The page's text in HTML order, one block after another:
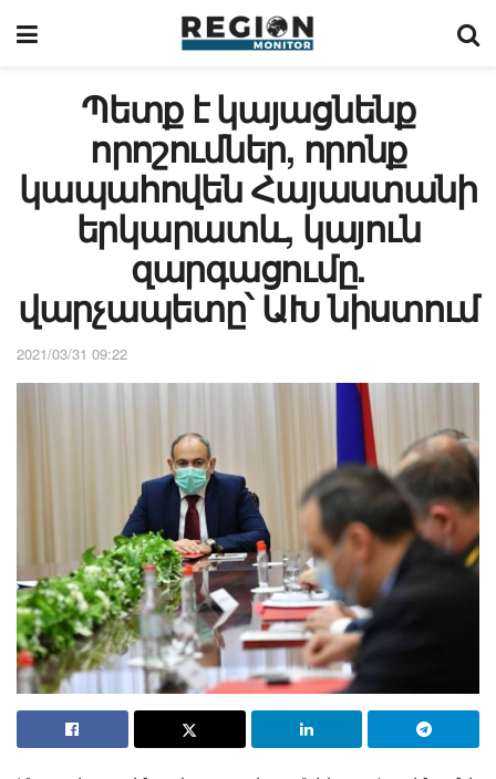
Պետք է կայացնենք
որոշումներ, որոնք
կապահովեն Հայաստանի
երկարատև, կայուն
զարգացումը.
վարչապետը՝ ԱԽ նիստում
2021/03/31 09:22